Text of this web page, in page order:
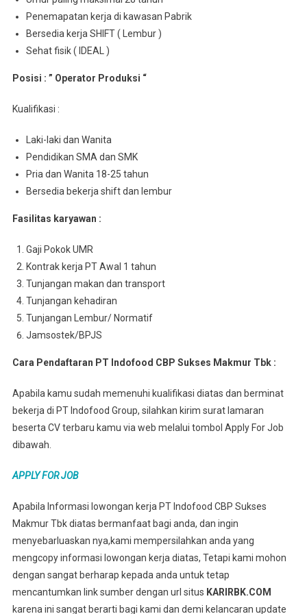
Penemapatan kerja di kawasan Pabrik
Bersedia kerja SHIFT ( Lembur )
Sehat fisik ( IDEAL )
Posisi : ” Operator Produksi “
Kualifikasi :
Laki-laki dan Wanita
Pendidikan SMA dan SMK
Pria dan Wanita 18-25 tahun
Bersedia bekerja shift dan lembur
Fasilitas karyawan :
Gaji Pokok UMR
Kontrak kerja PT Awal 1 tahun
Tunjangan makan dan transport
Tunjangan kehadiran
Tunjangan Lembur/ Normatif
Jamsostek/BPJS
Cara Pendaftaran PT Indofood CBP Sukses Makmur Tbk :
Apabila kamu sudah memenuhi kualifikasi diatas dan berminat
bekerja di PT Indofood Group, silahkan kirim surat lamaran
beserta CV terbaru kamu via web melalui tombol Apply For Job
dibawah.
APPLY FOR JOB
Apabila Informasi lowongan kerja PT Indofood CBP Sukses
Makmur Tbk diatas bermanfaat bagi anda, dan ingin
menyebarluaskan nya,kami mempersilahkan anda yang
mengcopy informasi lowongan kerja diatas, Tetapi kami mohon
dengan sangat berharap kepada anda untuk tetap
mencantumkan link sumber dengan url situs KARIRBK.COM
karena ini sangat berarti bagi kami dan demi kelancaran update